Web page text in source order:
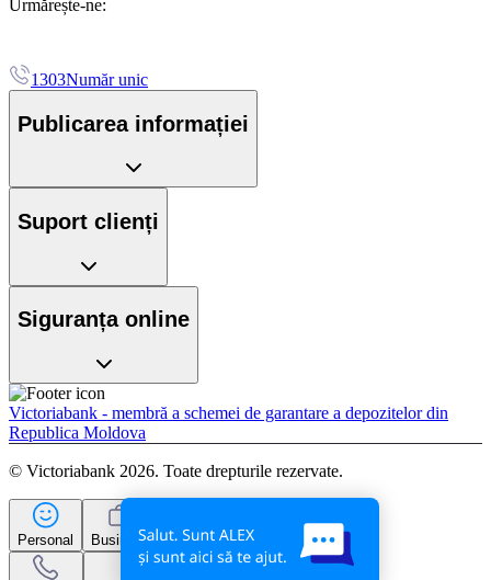
Urmărește-ne:
1303Număr unic
Publicarea informației
Suport clienți
Siguranța online
Victoriabank - membră a schemei de garantare a depozitelor din
Republica Moldova
© Victoriabank 2026. Toate drepturile rezervate.
Personal Business